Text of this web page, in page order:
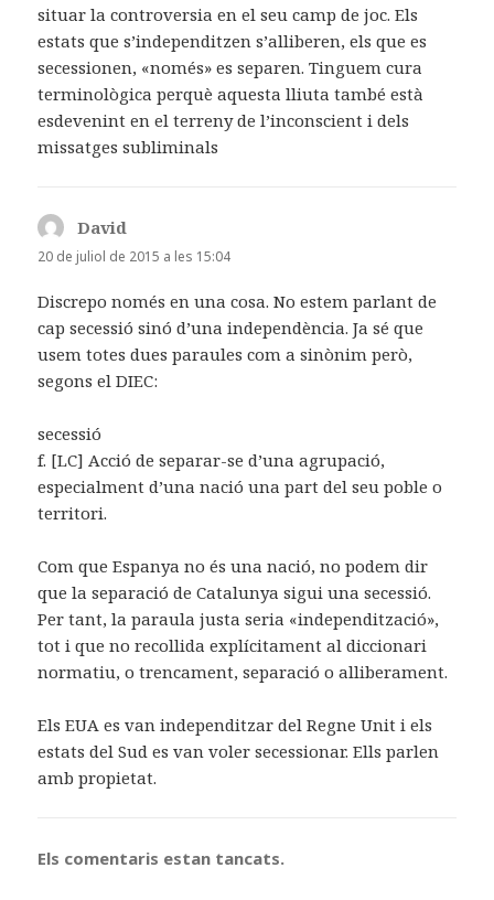
situar la controversia en el seu camp de joc. Els
estats que s’independitzen s’alliberen, els que es
secessionen, «només» es separen. Tinguem cura
terminològica perquè aquesta lliuta també està
esdevenint en el terreny de l’inconscient i dels
missatges subliminals
David
dit:
20 de juliol de 2015 a les 15:04
Discrepo només en una cosa. No estem parlant de
cap secessió sinó d’una independència. Ja sé que
usem totes dues paraules com a sinònim però,
segons el DIEC:
secessió
f. [LC] Acció de separar-se d’una agrupació,
especialment d’una nació una part del seu poble o
territori.
Com que Espanya no és una nació, no podem dir
que la separació de Catalunya sigui una secessió.
Per tant, la paraula justa seria «independització»,
tot i que no recollida explícitament al diccionari
normatiu, o trencament, separació o alliberament.
Els EUA es van independitzar del Regne Unit i els
estats del Sud es van voler secessionar. Ells parlen
amb propietat.
Els comentaris estan tancats.